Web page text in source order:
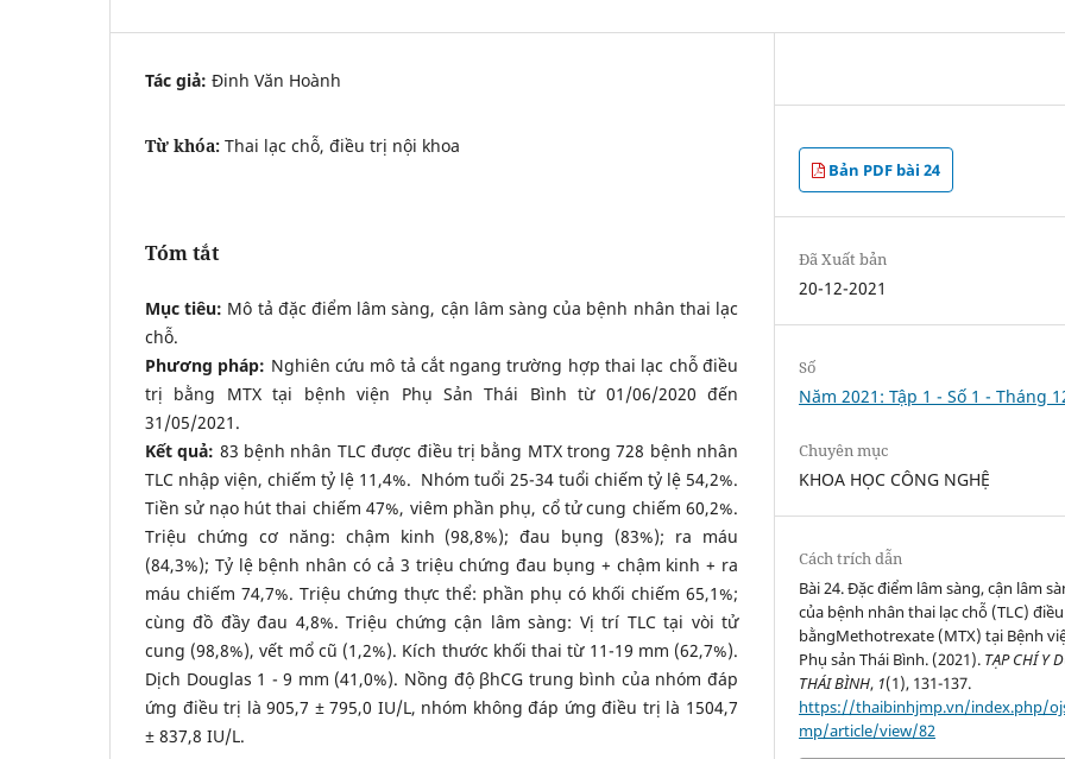
Tác giả: Đinh Văn Hoành
Từ khóa: Thai lạc chỗ, điều trị nội khoa
Tóm tắt
Mục tiêu: Mô tả đặc điểm lâm sàng, cận lâm sàng của bệnh nhân thai lạc
chỗ.
Phương pháp: Nghiên cứu mô tả cắt ngang trường hợp thai lạc chỗ điều
trị bằng MTX tại bệnh viện Phụ Sản Thái Bình từ 01/06/2020 đến
31/05/2021.
Kết quả: 83 bệnh nhân TLC được điều trị bằng MTX trong 728 bệnh nhân
TLC nhập viện, chiếm tỷ lệ 11,4%. Nhóm tuổi 25-34 tuổi chiếm tỷ lệ 54,2%.
Tiền sử nạo hút thai chiếm 47%, viêm phần phụ, cổ tử cung chiếm 60,2%.
Triệu chứng cơ năng: chậm kinh (98,8%); đau bụng (83%); ra máu
(84,3%); Tỷ lệ bệnh nhân có cả 3 triệu chứng đau bụng + chậm kinh + ra
máu chiếm 74,7%. Triệu chứng thực thể: phần phụ có khối chiếm 65,1%;
cùng đồ đầy đau 4,8%. Triệu chứng cận lâm sàng: Vị trí TLC tại vòi tử
cung (98,8%), vết mổ cũ (1,2%). Kích thước khối thai từ 11-19 mm (62,7%).
Dịch Douglas 1 - 9 mm (41,0%). Nồng độ βhCG trung bình của nhóm đáp
ứng điều trị là 905,7 ± 795,0 IU/L, nhóm không đáp ứng điều trị là 1504,7
± 837,8 IU/L.
Bản PDF bài 24
Đã Xuất bản
20-12-2021
Số
Năm 2021: Tập 1 - Số 1 - Tháng
Chuyên mục
KHOA HỌC CÔNG NGHỆ
Cách trích dẫn
Bài 24. Đặc điểm lâm sàng, cận lâm
của bệnh nhân thai lạc chỗ (TLC)
bằngMethotrexate (MTX) tại Bệnh
Phụ sản Thái Bình. (2021). TẠP CHÍ Y
THÁI BÌNH, 1(1), 131-137.
https://thaibinhjmp.vn/index.php/
mp/article/view/82